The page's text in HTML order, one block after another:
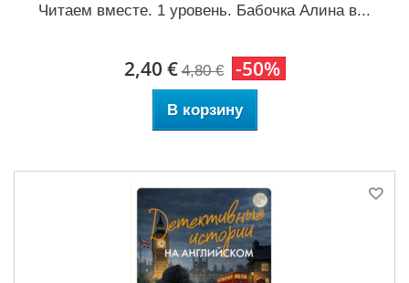
Читаем вместе. 1 уровень. Бабочка Алина в...
2,40 € 4,80 € -50%
В корзину